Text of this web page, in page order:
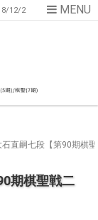
12/2
石直嗣七段【第90期棋
期棋聖戦二